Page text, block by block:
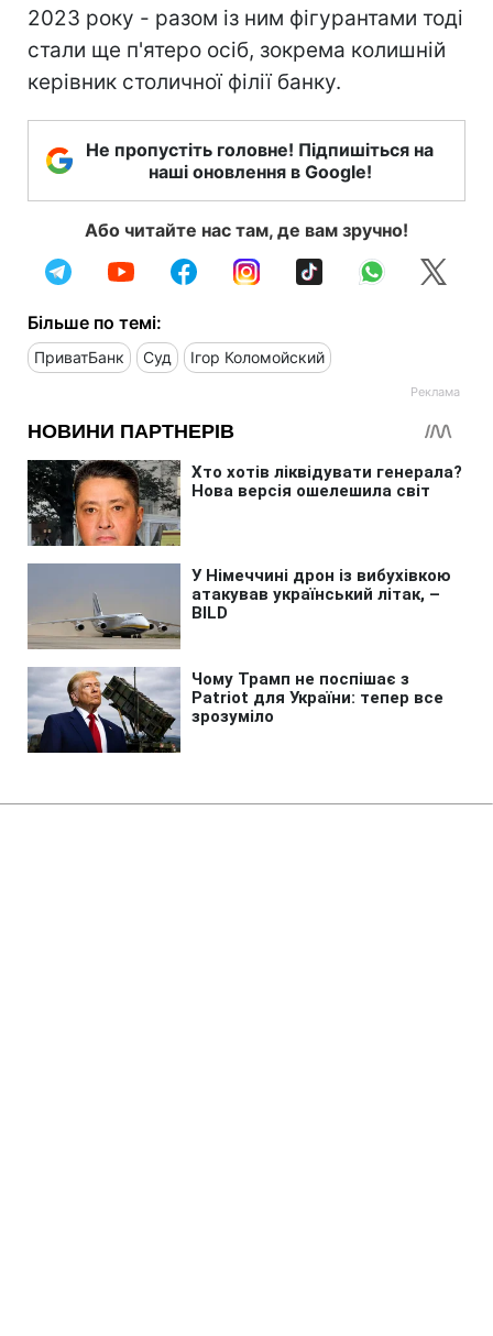
2023 року - разом із ним фігурантами тоді
стали ще п'ятеро осіб, зокрема колишній
керівник столичної філії банку.
Не пропустіть головне! Підпишіться на
наші оновлення в Google!
Або читайте нас там, де вам зручно!
Більше по темі:
ПриватБанк Суд Ігор Коломойский